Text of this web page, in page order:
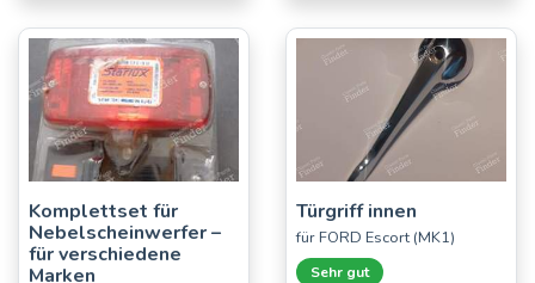
Komplettset für
Nebelscheinwerfer –
für verschiedene
Marken
Türgriff innen
für FORD Escort (MK1)
Sehr gut